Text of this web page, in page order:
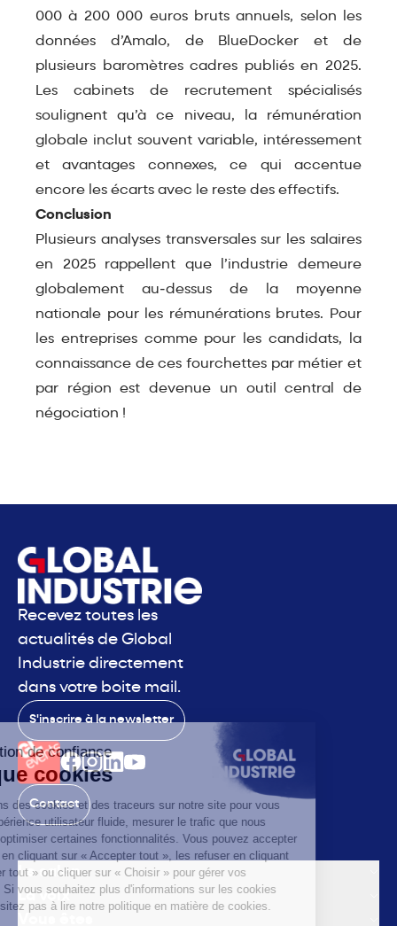
000 à 200 000 euros bruts annuels, selon les
données d’Amalo, de BlueDocker et de
plusieurs baromètres cadres publiés en 2025.
Les cabinets de recrutement spécialisés
soulignent qu’à ce niveau, la rémunération
globale inclut souvent variable, intéressement
et avantages connexes, ce qui accentue
encore les écarts avec le reste des effectifs.​
Conclusion
Plusieurs analyses transversales sur les salaires
en 2025 rappellent que l’industrie demeure
globalement au‑dessus de la moyenne
nationale pour les rémunérations brutes. Pour
les entreprises comme pour les candidats, la
connaissance de ces fourchettes par métier et
par région est devenue un outil central de
négociation !
Recevez toutes les
actualités de Global
Industrie directement
dans votre boite mail.
S'inscrire à la newsletter
Contact
Le salon
La voix